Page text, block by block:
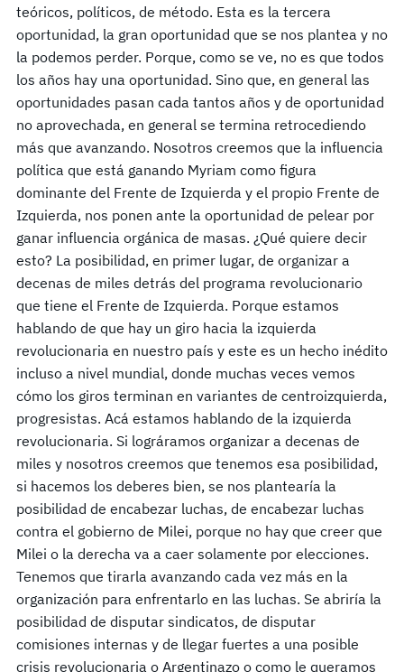
teóricos, políticos, de método. Esta es la tercera
oportunidad, la gran oportunidad que se nos plantea y no
la podemos perder. Porque, como se ve, no es que todos
los años hay una oportunidad. Sino que, en general las
oportunidades pasan cada tantos años y de oportunidad
no aprovechada, en general se termina retrocediendo
más que avanzando. Nosotros creemos que la influencia
política que está ganando Myriam como figura
dominante del Frente de Izquierda y el propio Frente de
Izquierda, nos ponen ante la oportunidad de pelear por
ganar influencia orgánica de masas. ¿Qué quiere decir
esto? La posibilidad, en primer lugar, de organizar a
decenas de miles detrás del programa revolucionario
que tiene el Frente de Izquierda. Porque estamos
hablando de que hay un giro hacia la izquierda
revolucionaria en nuestro país y este es un hecho inédito
incluso a nivel mundial, donde muchas veces vemos
cómo los giros terminan en variantes de centroizquierda,
progresistas. Acá estamos hablando de la izquierda
revolucionaria. Si lográramos organizar a decenas de
miles y nosotros creemos que tenemos esa posibilidad,
si hacemos los deberes bien, se nos plantearía la
posibilidad de encabezar luchas, de encabezar luchas
contra el gobierno de Milei, porque no hay que creer que
Milei o la derecha va a caer solamente por elecciones.
Tenemos que tirarla avanzando cada vez más en la
organización para enfrentarlo en las luchas. Se abriría la
posibilidad de disputar sindicatos, de disputar
comisiones internas y de llegar fuertes a una posible
crisis revolucionaria o Argentinazo o como le queramos